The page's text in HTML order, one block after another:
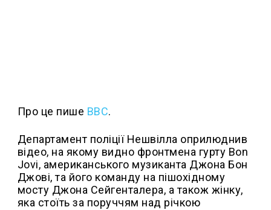
Про це пише ВВС.
Департамент поліції Нешвілла оприлюднив
відео, на якому видно фронтмена гурту Bon
Jovi, американського музиканта Джона Бон
Джові, та його команду на пішохідному
мосту Джона Сейгенталера, а також жінку,
яка стоїть за поруччям над річкою